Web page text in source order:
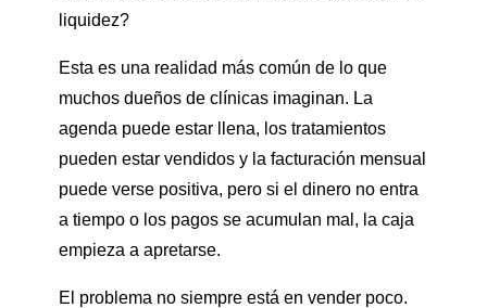
liquidez?
Esta es una realidad más común de lo que
muchos dueños de clínicas imaginan. La
agenda puede estar llena, los tratamientos
pueden estar vendidos y la facturación mensual
puede verse positiva, pero si el dinero no entra
a tiempo o los pagos se acumulan mal, la caja
empieza a apretarse.
El problema no siempre está en vender poco.